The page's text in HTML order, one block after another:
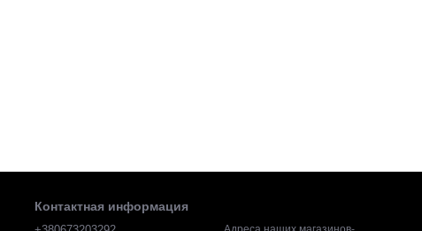
Контактная информация